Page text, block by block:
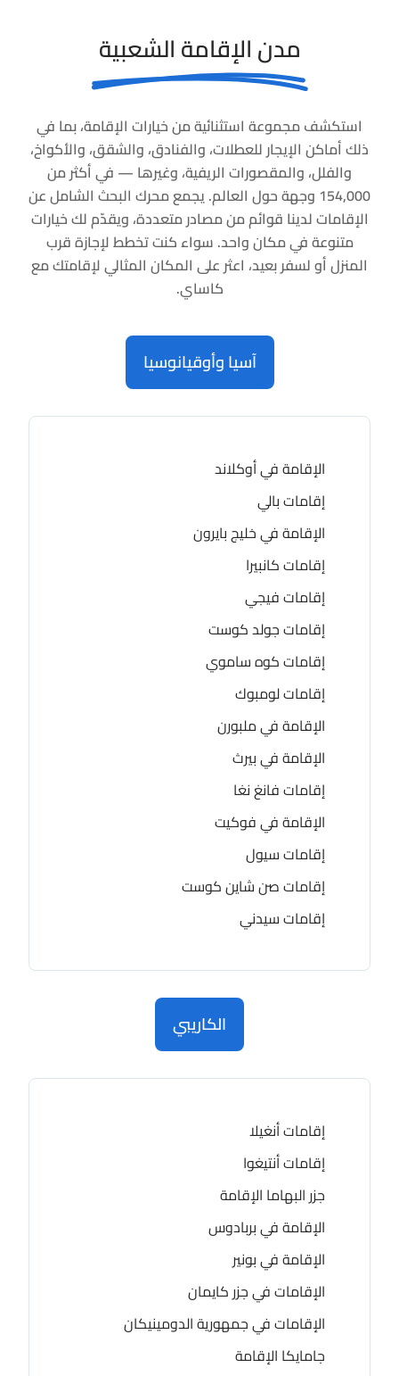
مدن الإقامة الشعبية
استكشف مجموعة استثنائية من خيارات الإقامة، بما في
ذلك أماكن الإيجار للعطلات، والفنادق، والشقق، والأكواخ،
والفلل، والمقصورات الريفية، وغيرها — في أكثر من
154,000 وجهة حول العالم. يجمع محرك البحث الشامل عن
الإقامات لدينا قوائم من مصادر متعددة، ويقدّم لك خيارات
متنوعة في مكان واحد. سواء كنت تخطط لإجازة قرب
المنزل أو لسفر بعيد، اعثر على المكان المثالي لإقامتك مع
كاساي.
آسيا وأوقيانوسيا
الإقامة في أوكلاند
إقامات بالي
الإقامة في خليج بايرون
إقامات كانبيرا
إقامات فيجي
إقامات جولد كوست
إقامات كوه ساموي
إقامات لومبوك
الإقامة في ملبورن
الإقامة في بيرث
إقامات فانغ نغا
الإقامة في فوكيت
إقامات سيول
إقامات صن شاين كوست
إقامات سيدني
الكاريبي
إقامات أنغيلا
إقامات أنتيغوا
جزر البهاما الإقامة
الإقامة في بربادوس
الإقامة في بونير
الإقامات في جزر كايمان
الإقامات في جمهورية الدومينيكان
جامايكا الإقامة